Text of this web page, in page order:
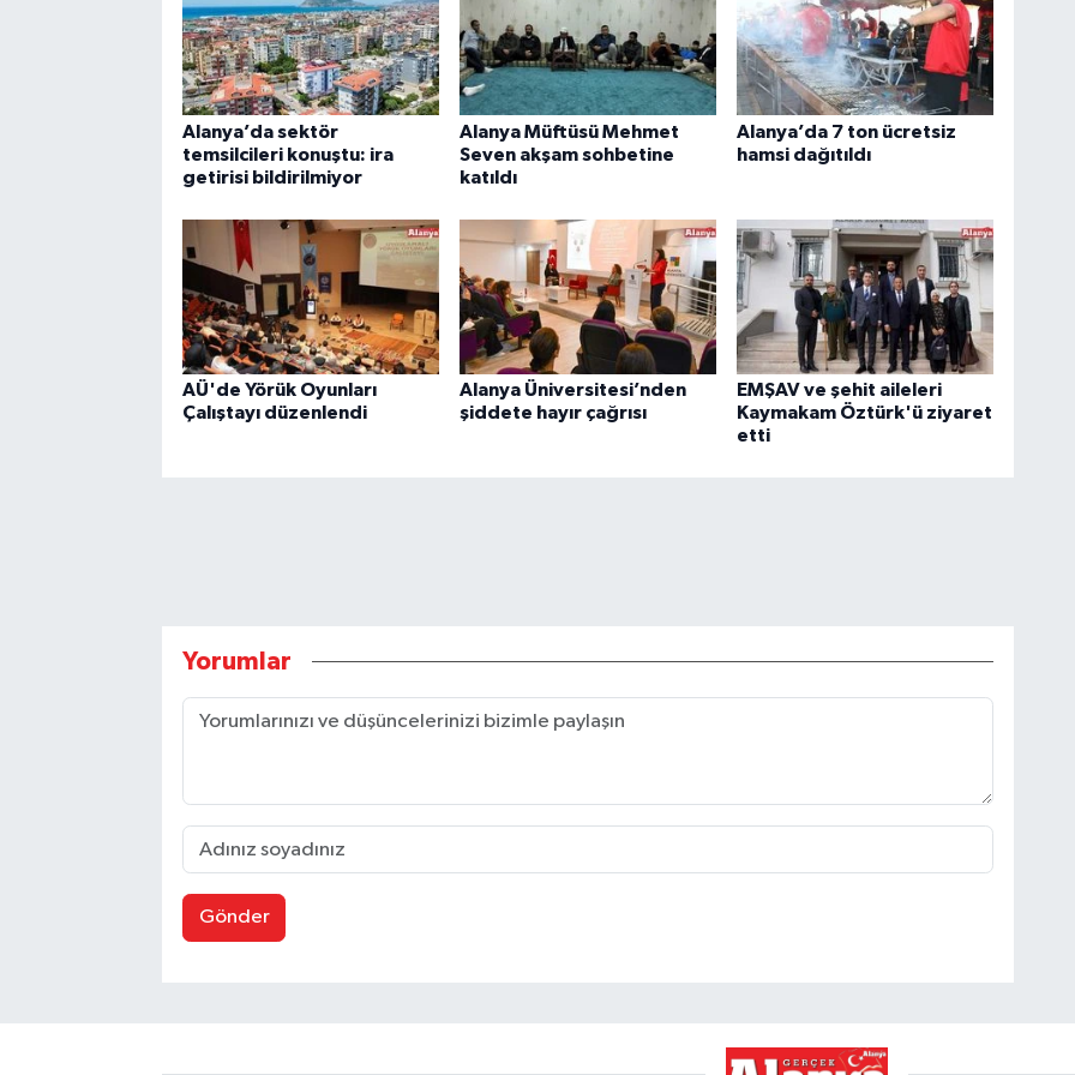
Alanya’da sektör
temsilcileri konuştu: ira
getirisi bildirilmiyor
Alanya Müftüsü Mehmet
Seven akşam sohbetine
katıldı
Alanya’da 7 ton ücretsiz
hamsi dağıtıldı
AÜ'de Yörük Oyunları
Çalıştayı düzenlendi
Alanya Üniversitesi’nden
şiddete hayır çağrısı
EMŞAV ve şehit aileleri
Kaymakam Öztürk'ü ziyaret
etti
Yorumlar
Gönder